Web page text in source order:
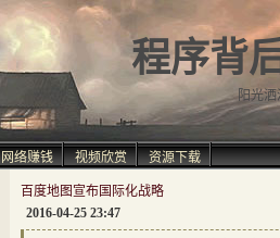
程序背
阳光洒
网络赚钱 视频欣赏 资源下载
百度地图宣布国际化战略
2016-04-25 23:47